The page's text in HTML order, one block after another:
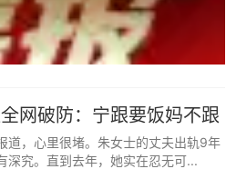
常现象。知识点查漏补缺、心态
、不解，无形中给孩子施压。其
。
网破防：宁跟要饭妈不跟
道，心里很堵。朱女士的丈夫出轨9年
深究。直到去年，她实在忍无可...